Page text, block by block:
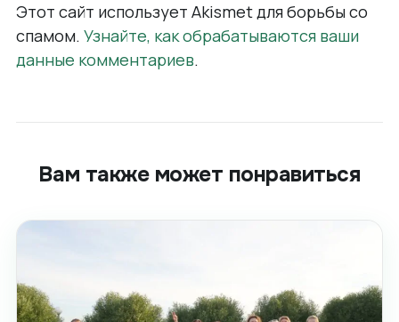
Этот сайт использует Akismet для борьбы со
спамом. Узнайте, как обрабатываются ваши
данные комментариев.
Вам также может понравиться